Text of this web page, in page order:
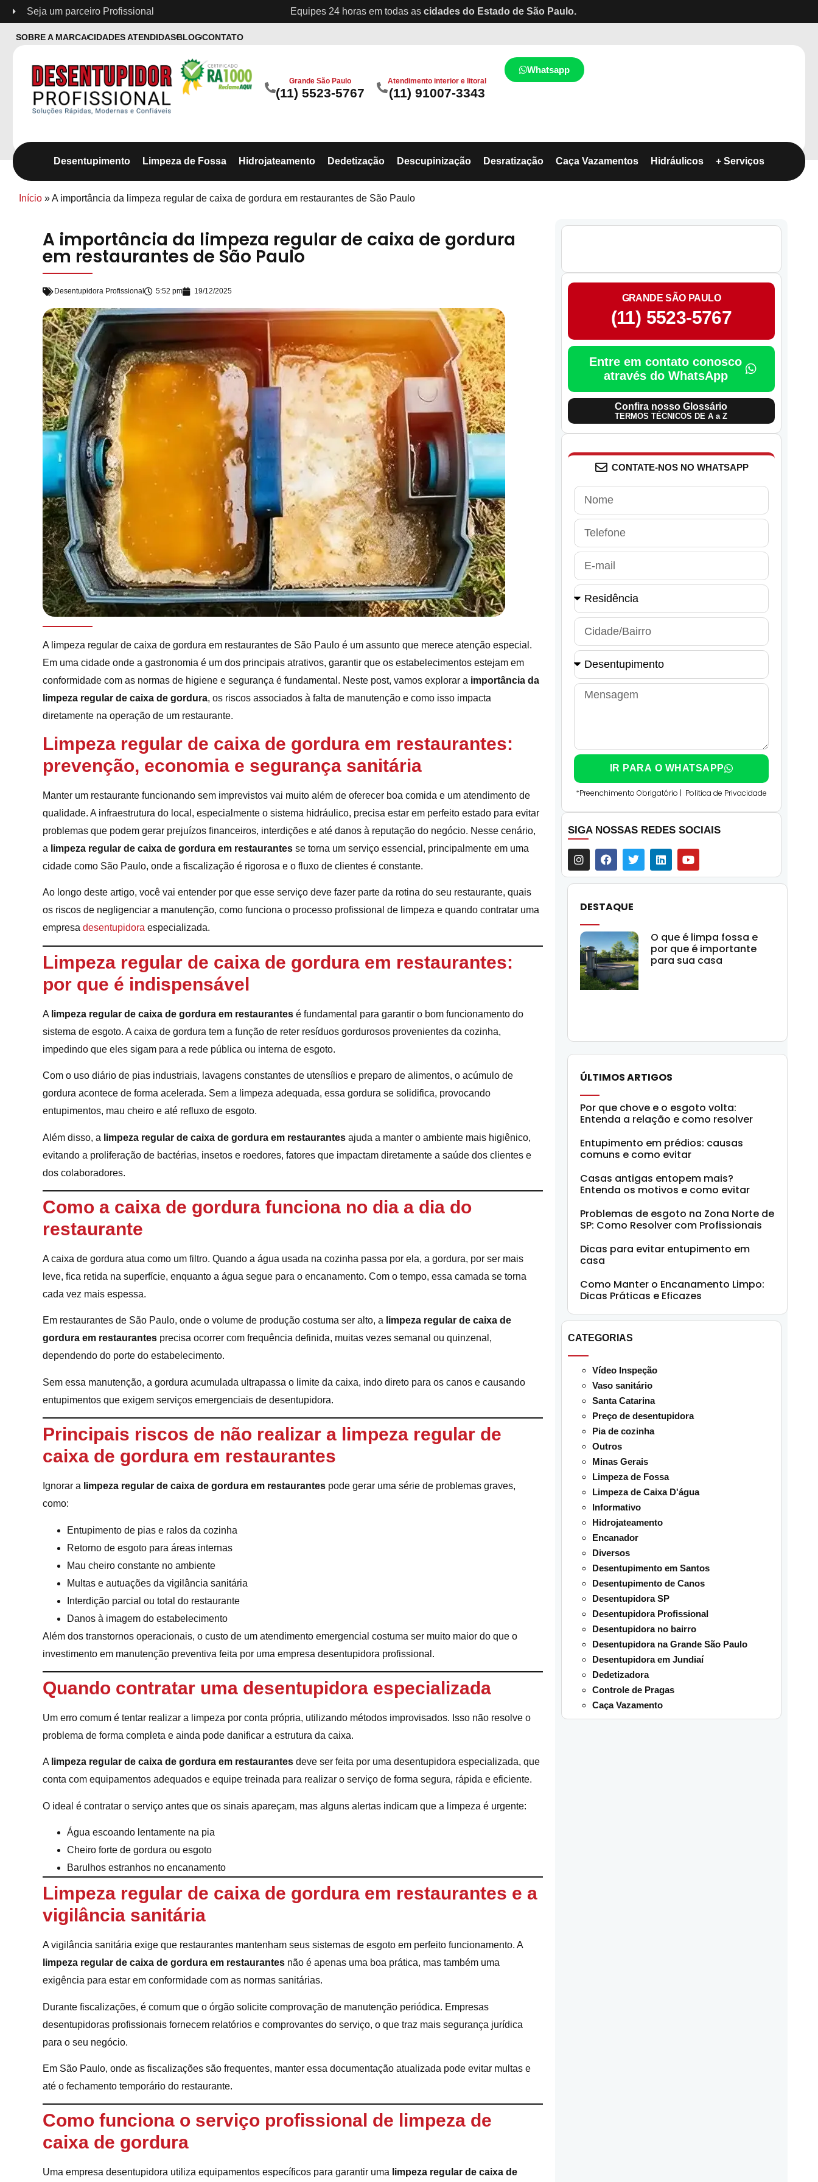
Seja um parceiro Profissional Equipes 24 horas em todas as cidades do Estado de São Paulo.
SOBRE A MARCACIDADES ATENDIDASBLOGCONTATO
Grande São Paulo
(11) 5523-5767
Atendimento interior e litoral
(11) 91007-3343
Whatsapp
Desentupimento Limpeza de Fossa Hidrojateamento Dedetização Descupinização Desratização Caça Vazamentos Hidráulicos + Serviços
Início »A importância da limpeza regular de caixa de gordura em restaurantes de São Paulo
A importância da limpeza regular de caixa de gordura
em restaurantes de São Paulo
Desentupidora Profissional 5:52 pm 19/12/2025
A limpeza regular de caixa de gordura em restaurantes de São Paulo é um assunto que merece atenção especial.
Em uma cidade onde a gastronomia é um dos principais atrativos, garantir que os estabelecimentos estejam em
conformidade com as normas de higiene e segurança é fundamental. Neste post, vamos explorar a importância da
limpeza regular de caixa de gordura, os riscos associados à falta de manutenção e como isso impacta
diretamente na operação de um restaurante.
Limpeza regular de caixa de gordura em restaurantes:
prevenção, economia e segurança sanitária
Manter um restaurante funcionando sem imprevistos vai muito além de oferecer boa comida e um atendimento de
qualidade. A infraestrutura do local, especialmente o sistema hidráulico, precisa estar em perfeito estado para evitar
problemas que podem gerar prejuízos financeiros, interdições e até danos à reputação do negócio. Nesse cenário,
a limpeza regular de caixa de gordura em restaurantes se torna um serviço essencial, principalmente em uma
cidade como São Paulo, onde a fiscalização é rigorosa e o fluxo de clientes é constante.
Ao longo deste artigo, você vai entender por que esse serviço deve fazer parte da rotina do seu restaurante, quais
os riscos de negligenciar a manutenção, como funciona o processo profissional de limpeza e quando contratar uma
empresa desentupidora especializada.
Limpeza regular de caixa de gordura em restaurantes:
por que é indispensável
A limpeza regular de caixa de gordura em restaurantes é fundamental para garantir o bom funcionamento do
sistema de esgoto. A caixa de gordura tem a função de reter resíduos gordurosos provenientes da cozinha,
impedindo que eles sigam para a rede pública ou interna de esgoto.
Com o uso diário de pias industriais, lavagens constantes de utensílios e preparo de alimentos, o acúmulo de
gordura acontece de forma acelerada. Sem a limpeza adequada, essa gordura se solidifica, provocando
entupimentos, mau cheiro e até refluxo de esgoto.
Além disso, a limpeza regular de caixa de gordura em restaurantes ajuda a manter o ambiente mais higiênico,
evitando a proliferação de bactérias, insetos e roedores, fatores que impactam diretamente a saúde dos clientes e
dos colaboradores.
Como a caixa de gordura funciona no dia a dia do
restaurante
A caixa de gordura atua como um filtro. Quando a água usada na cozinha passa por ela, a gordura, por ser mais
leve, fica retida na superfície, enquanto a água segue para o encanamento. Com o tempo, essa camada se torna
cada vez mais espessa.
Em restaurantes de São Paulo, onde o volume de produção costuma ser alto, a limpeza regular de caixa de
gordura em restaurantes precisa ocorrer com frequência definida, muitas vezes semanal ou quinzenal,
dependendo do porte do estabelecimento.
Sem essa manutenção, a gordura acumulada ultrapassa o limite da caixa, indo direto para os canos e causando
entupimentos que exigem serviços emergenciais de desentupidora.
Principais riscos de não realizar a limpeza regular de
caixa de gordura em restaurantes
Ignorar a limpeza regular de caixa de gordura em restaurantes pode gerar uma série de problemas graves,
como:
Entupimento de pias e ralos da cozinha
Retorno de esgoto para áreas internas
Mau cheiro constante no ambiente
Multas e autuações da vigilância sanitária
Interdição parcial ou total do restaurante
Danos à imagem do estabelecimento
Além dos transtornos operacionais, o custo de um atendimento emergencial costuma ser muito maior do que o
investimento em manutenção preventiva feita por uma empresa desentupidora profissional.
Quando contratar uma desentupidora especializada
Um erro comum é tentar realizar a limpeza por conta própria, utilizando métodos improvisados. Isso não resolve o
problema de forma completa e ainda pode danificar a estrutura da caixa.
A limpeza regular de caixa de gordura em restaurantes deve ser feita por uma desentupidora especializada, que
conta com equipamentos adequados e equipe treinada para realizar o serviço de forma segura, rápida e eficiente.
O ideal é contratar o serviço antes que os sinais apareçam, mas alguns alertas indicam que a limpeza é urgente:
Água escoando lentamente na pia
Cheiro forte de gordura ou esgoto
Barulhos estranhos no encanamento
Limpeza regular de caixa de gordura em restaurantes e a
vigilância sanitária
A vigilância sanitária exige que restaurantes mantenham seus sistemas de esgoto em perfeito funcionamento. A
limpeza regular de caixa de gordura em restaurantes não é apenas uma boa prática, mas também uma
exigência para estar em conformidade com as normas sanitárias.
Durante fiscalizações, é comum que o órgão solicite comprovação de manutenção periódica. Empresas
desentupidoras profissionais fornecem relatórios e comprovantes do serviço, o que traz mais segurança jurídica
para o seu negócio.
Em São Paulo, onde as fiscalizações são frequentes, manter essa documentação atualizada pode evitar multas e
até o fechamento temporário do restaurante.
Como funciona o serviço profissional de limpeza de
caixa de gordura
Uma empresa desentupidora utiliza equipamentos específicos para garantir uma limpeza regular de caixa de
GRANDE SÃO PAULO
(11) 5523-5767
Entre em contato conosco
através do WhatsApp
Confira nosso Glossário
TERMOS TÉCNICOS DE A a Z
CONTATE-NOS NO WHATSAPP
IR PARA O WHATSAPP
*Preenchimento Obrigatório | Politica de Privacidade
SIGA NOSSAS REDES SOCIAIS
DESTAQUE
O que é limpa fossa e
por que é importante
para sua casa
ÚLTIMOS ARTIGOS
Por que chove e o esgoto volta:
Entenda a relação e como resolver
Entupimento em prédios: causas
comuns e como evitar
Casas antigas entopem mais?
Entenda os motivos e como evitar
Problemas de esgoto na Zona Norte de
SP: Como Resolver com Profissionais
Dicas para evitar entupimento em
casa
Como Manter o Encanamento Limpo:
Dicas Práticas e Eficazes
CATEGORIAS
Vídeo Inspeção
Vaso sanitário
Santa Catarina
Preço de desentupidora
Pia de cozinha
Outros
Minas Gerais
Limpeza de Fossa
Limpeza de Caixa D'água
Informativo
Hidrojateamento
Encanador
Diversos
Desentupimento em Santos
Desentupimento de Canos
Desentupidora SP
Desentupidora Profissional
Desentupidora no bairro
Desentupidora na Grande São Paulo
Desentupidora em Jundiaí
Dedetizadora
Controle de Pragas
Caça Vazamento